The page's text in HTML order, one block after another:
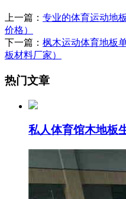
上一篇： 专业的体育运动地
价格）
下一篇： 枫木运动体育地板
板材料厂家）
热门文章
私人体育馆木地板